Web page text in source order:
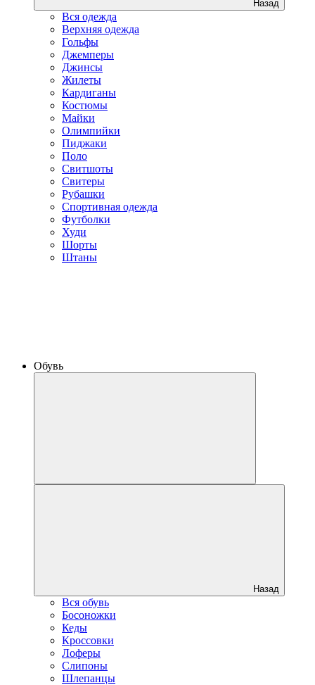
Назад
Вся одежда
Верхняя одежда
Гольфы
Джемперы
Джинсы
Жилеты
Кардиганы
Костюмы
Майки
Олимпийки
Пиджаки
Поло
Свитшоты
Свитеры
Рубашки
Спортивная одежда
Футболки
Худи
Шорты
Штаны
Обувь
Назад
Вся обувь
Босоножки
Кеды
Кроссовки
Лоферы
Слипоны
Шлепанцы